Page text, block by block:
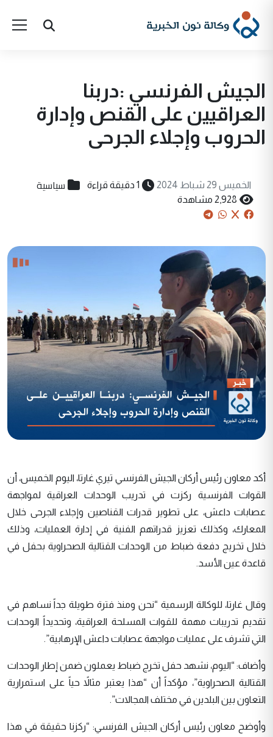
الجيش الفرنسي :دربنا
العراقيين على القنص وإدارة
الحروب وإجلاء الجرحى
الخميس 29 شباط 2024 1 دقيقة قراءة سياسية
2,928 مشاهدة
أكد معاون رئيس أركان الجيش الفرنسي تيري غارتا، اليوم الخميس، أن
القوات الفرنسية ركزت في تدريب الوحدات العراقية لمواجهة
عصابات داعش، على تطوير قدرات القناصين وإجلاء الجرحى خلال
المعارك، وكذلك تعزيز قدراتهم الفنية في إدارة العمليات، وذلك
خلال تخريج دفعة ضباط من الوحدات القتالية الصحراوية بحفل في
قاعدة عين الأسد.
وقال غارتا، للوكالة الرسمية “نحن ومنذ فترة طويلة جداً نساهم في
تقديم تدريبات مهمة للقوات المسلحة العراقية، وتحديداً الوحدات
التي تشرف على عمليات مواجهة عصابات داعش الإرهابية”.
وأضاف: “اليوم، نشهد حفل تخرج ضباط يعملون ضمن إطار الوحدات
القتالية الصحراوية”، مؤكداً أن “هذا يعتبر مثالاً حياً على استمرارية
التعاون بين البلدين في مختلف المجالات”.
وأوضح معاون رئيس أركان الجيش الفرنسي: “ركزنا حقيقة في هذا